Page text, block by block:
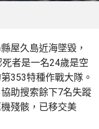
屋久島近海墜毀，
者是一名24歲是空
353特種作戰大隊。
助搜索餘下7名失蹤
殘骸，已移交美